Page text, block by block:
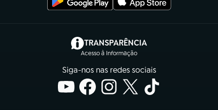
TRANSPARÊNCIA
Acesso à Informação
(abre em nova aba)
Siga-nos nas redes sociais